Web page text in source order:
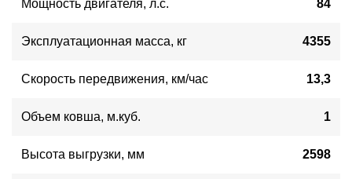
Мощность двигателя, л.с. 84
Эксплуатационная масса, кг 4355
Скорость передвижения, км/час 13,3
Объем ковша, м.куб. 1
Высота выгрузки, мм 2598